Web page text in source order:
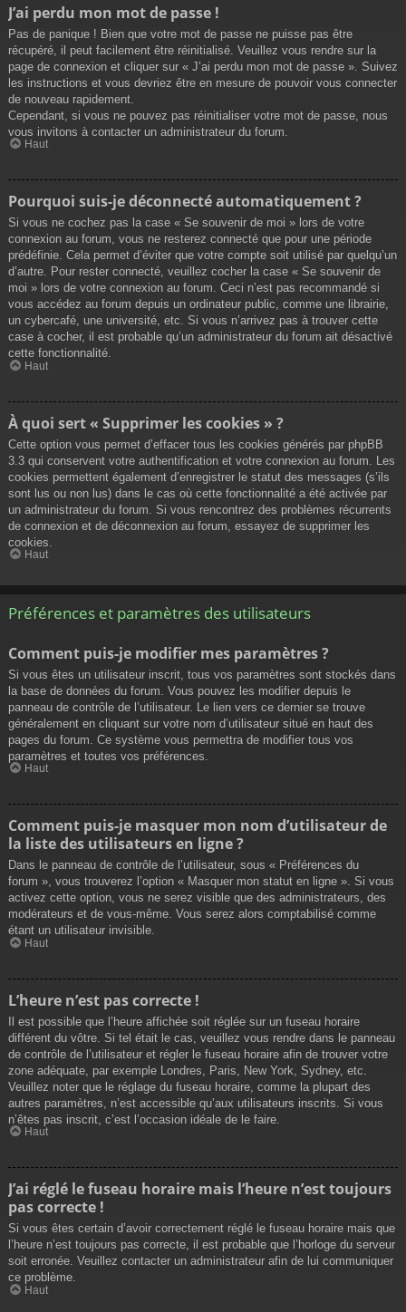
J’ai perdu mon mot de passe !
Pas de panique ! Bien que votre mot de passe ne puisse pas être
récupéré, il peut facilement être réinitialisé. Veuillez vous rendre sur la
page de connexion et cliquer sur « J’ai perdu mon mot de passe ». Suivez
les instructions et vous devriez être en mesure de pouvoir vous connecter
de nouveau rapidement.
Cependant, si vous ne pouvez pas réinitialiser votre mot de passe, nous
vous invitons à contacter un administrateur du forum.
Haut
Pourquoi suis-je déconnecté automatiquement ?
Si vous ne cochez pas la case « Se souvenir de moi » lors de votre
connexion au forum, vous ne resterez connecté que pour une période
prédéfinie. Cela permet d’éviter que votre compte soit utilisé par quelqu’un
d’autre. Pour rester connecté, veuillez cocher la case « Se souvenir de
moi » lors de votre connexion au forum. Ceci n’est pas recommandé si
vous accédez au forum depuis un ordinateur public, comme une librairie,
un cybercafé, une université, etc. Si vous n’arrivez pas à trouver cette
case à cocher, il est probable qu’un administrateur du forum ait désactivé
cette fonctionnalité.
Haut
À quoi sert « Supprimer les cookies » ?
Cette option vous permet d’effacer tous les cookies générés par phpBB
3.3 qui conservent votre authentification et votre connexion au forum. Les
cookies permettent également d’enregistrer le statut des messages (s’ils
sont lus ou non lus) dans le cas où cette fonctionnalité a été activée par
un administrateur du forum. Si vous rencontrez des problèmes récurrents
de connexion et de déconnexion au forum, essayez de supprimer les
cookies.
Haut
Préférences et paramètres des utilisateurs
Comment puis-je modifier mes paramètres ?
Si vous êtes un utilisateur inscrit, tous vos paramètres sont stockés dans
la base de données du forum. Vous pouvez les modifier depuis le
panneau de contrôle de l’utilisateur. Le lien vers ce dernier se trouve
généralement en cliquant sur votre nom d’utilisateur situé en haut des
pages du forum. Ce système vous permettra de modifier tous vos
paramètres et toutes vos préférences.
Haut
Comment puis-je masquer mon nom d’utilisateur de
la liste des utilisateurs en ligne ?
Dans le panneau de contrôle de l’utilisateur, sous « Préférences du
forum », vous trouverez l’option « Masquer mon statut en ligne ». Si vous
activez cette option, vous ne serez visible que des administrateurs, des
modérateurs et de vous-même. Vous serez alors comptabilisé comme
étant un utilisateur invisible.
Haut
L’heure n’est pas correcte !
Il est possible que l’heure affichée soit réglée sur un fuseau horaire
différent du vôtre. Si tel était le cas, veuillez vous rendre dans le panneau
de contrôle de l’utilisateur et régler le fuseau horaire afin de trouver votre
zone adéquate, par exemple Londres, Paris, New York, Sydney, etc.
Veuillez noter que le réglage du fuseau horaire, comme la plupart des
autres paramètres, n’est accessible qu’aux utilisateurs inscrits. Si vous
n’êtes pas inscrit, c’est l’occasion idéale de le faire.
Haut
J’ai réglé le fuseau horaire mais l’heure n’est toujours
pas correcte !
Si vous êtes certain d’avoir correctement réglé le fuseau horaire mais que
l’heure n’est toujours pas correcte, il est probable que l’horloge du serveur
soit erronée. Veuillez contacter un administrateur afin de lui communiquer
ce problème.
Haut